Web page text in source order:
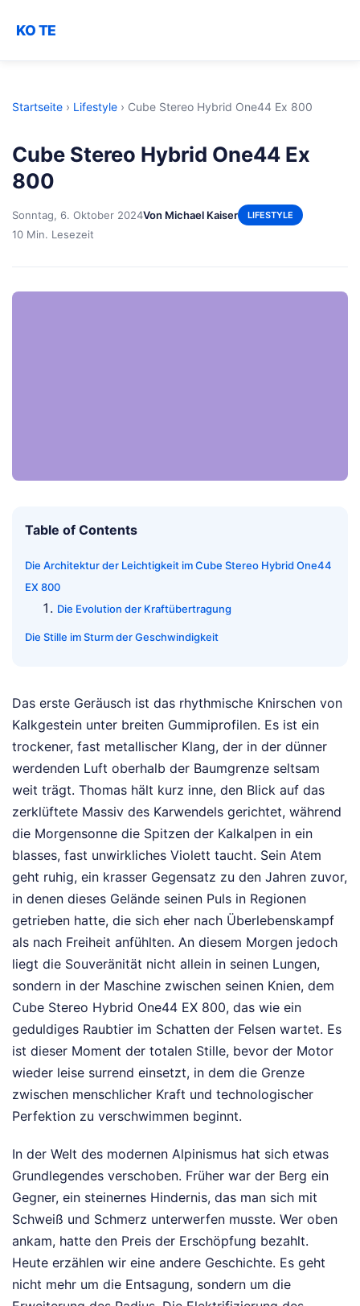
KO TE
Startseite › Lifestyle › Cube Stereo Hybrid One44 Ex 800
Cube Stereo Hybrid One44 Ex
800
Sonntag, 6. Oktober 2024Von Michael Kaiser LIFESTYLE
10 Min. Lesezeit
Table of Contents
Die Architektur der Leichtigkeit im Cube Stereo Hybrid One44
EX 800
Die Evolution der Kraftübertragung
Die Stille im Sturm der Geschwindigkeit
Das erste Geräusch ist das rhythmische Knirschen von
Kalkgestein unter breiten Gummiprofilen. Es ist ein
trockener, fast metallischer Klang, der in der dünner
werdenden Luft oberhalb der Baumgrenze seltsam
weit trägt. Thomas hält kurz inne, den Blick auf das
zerklüftete Massiv des Karwendels gerichtet, während
die Morgensonne die Spitzen der Kalkalpen in ein
blasses, fast unwirkliches Violett taucht. Sein Atem
geht ruhig, ein krasser Gegensatz zu den Jahren zuvor,
in denen dieses Gelände seinen Puls in Regionen
getrieben hatte, die sich eher nach Überlebenskampf
als nach Freiheit anfühlten. An diesem Morgen jedoch
liegt die Souveränität nicht allein in seinen Lungen,
sondern in der Maschine zwischen seinen Knien, dem
Cube Stereo Hybrid One44 EX 800, das wie ein
geduldiges Raubtier im Schatten der Felsen wartet. Es
ist dieser Moment der totalen Stille, bevor der Motor
wieder leise surrend einsetzt, in dem die Grenze
zwischen menschlicher Kraft und technologischer
Perfektion zu verschwimmen beginnt.
In der Welt des modernen Alpinismus hat sich etwas
Grundlegendes verschoben. Früher war der Berg ein
Gegner, ein steinernes Hindernis, das man sich mit
Schweiß und Schmerz unterwerfen musste. Wer oben
ankam, hatte den Preis der Erschöpfung bezahlt.
Heute erzählen wir eine andere Geschichte. Es geht
nicht mehr um die Entsagung, sondern um die